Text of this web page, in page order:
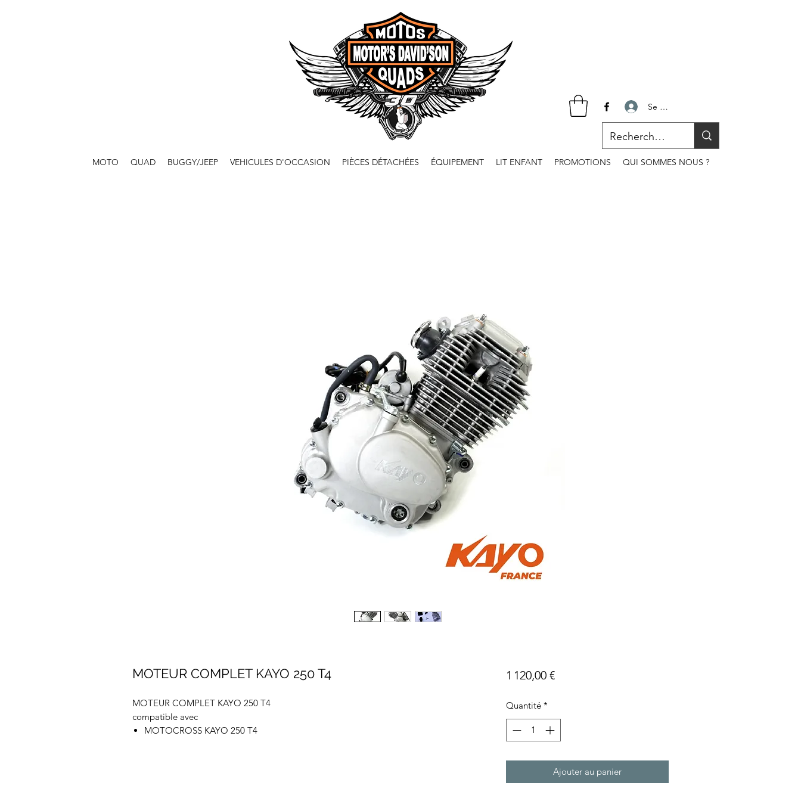
Se connecter
MOTO QUAD BUGGY/JEEP VEHICULES D'OCCASION PIÈCES DÉTACHÉES ÉQUIPEMENT LIT ENFANT PROMOTIONS QUI SOMMES NOUS ?
MOTEUR COMPLET KAYO 250 T4
MOTEUR COMPLET KAYO 250 T4
compatible avec
MOTOCROSS KAYO 250 T4
1 120,00 €Prix
Quantité *
Ajouter au panier